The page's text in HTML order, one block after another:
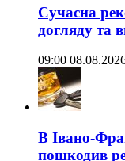
Сучасна
догляду та
09:00
В Івано-
пошкодив